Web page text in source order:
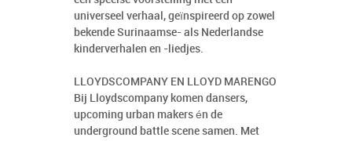
universeel verhaal, geïnspireerd op zowel
bekende Surinaamse- als Nederlandse
kinderverhalen en -liedjes.
LLOYDSCOMPANY EN LLOYD MARENGO
Bij Lloydscompany komen dansers,
upcoming urban makers én de
underground battle scene samen. Met